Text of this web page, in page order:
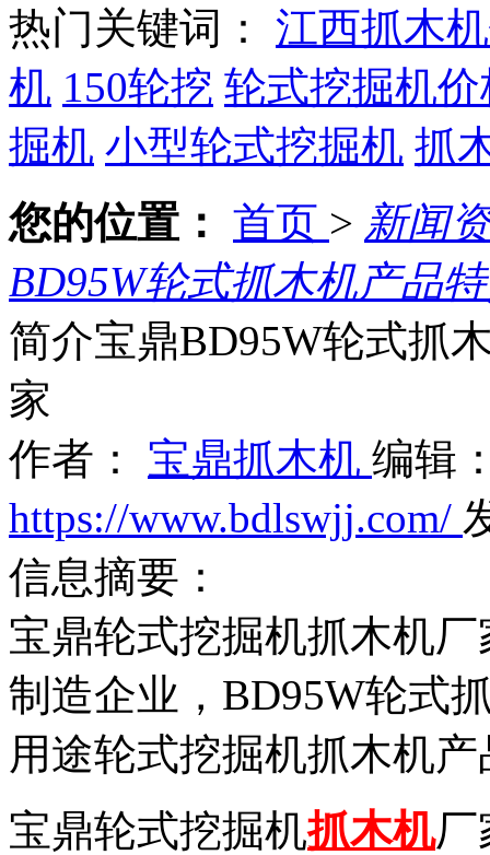
热门关键词： 江西抓木
机 150轮挖 轮式挖掘机
掘机 小型轮式挖掘机 抓
您的位置： 首页 > 新闻
BD95W轮式抓木机产品
简介宝鼎BD95W轮式抓
家
作者： 宝鼎抓木机 编辑
https://www.bdlswjj.com/
信息摘要：
宝鼎轮式挖掘机抓木机
制造企业，BD95W轮式
用途轮式挖掘机抓木机
宝鼎轮式挖掘机抓木机厂